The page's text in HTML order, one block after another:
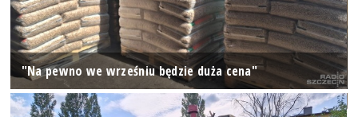
"Na pewno we wrześniu będzie duża cena"